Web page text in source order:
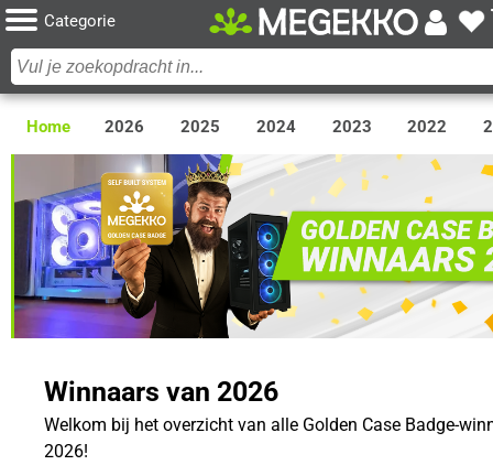
Categorie
Home 2026 2025 2024 2023 2022
Winnaars van 2026
Welkom bij het overzicht van alle Golden Case Badge-
2026!